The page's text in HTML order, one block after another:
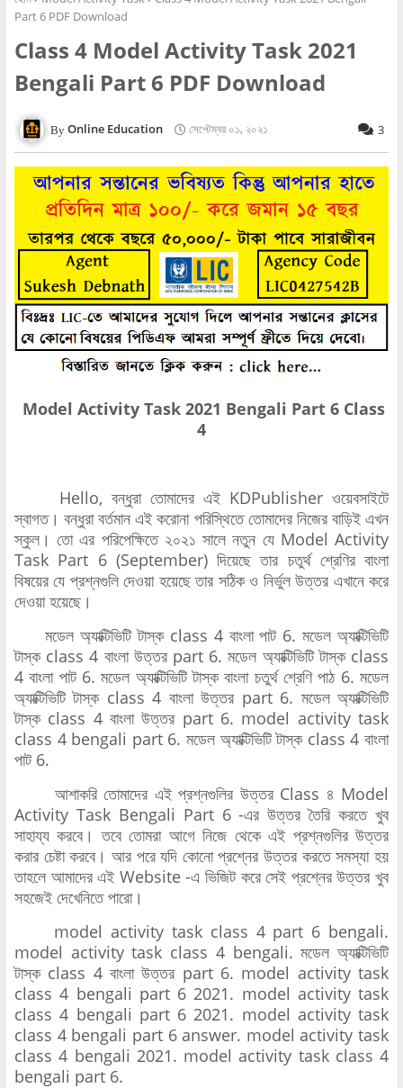
Part 6 PDF Download
Class 4 Model Activity Task 2021
Bengali Part 6 PDF Download
Online Education সেপ্টেম্বর ০১, ২০২১ 3
Model Activity Task 2021 Bengali Part 6 Class
4
Hello, বন্ধুরা তোমাদের এই KDPublisher ওয়েবসাইটে
স্বাগত। বন্ধুরা বর্তমান এই করোনা পরিস্থিতে তোমাদের নিজের বাড়িই এখন
স্কুল। তো এর পরিপেক্ষিতে ২০২১ সালে নতুন যে Model Activity
Task Part 6 (September) দিয়েছে তার চতুর্থ শ্রেণির বাংলা
বিষয়ের যে প্রশ্নগুলি দেওয়া হয়েছে তার সঠিক ও নির্ভুল উত্তর এখানে করে
দেওয়া হয়েছে।
মডেল অ্যাক্টিভিটি টাস্ক class 4 বাংলা পাট 6. মডেল অ্যাক্টিভিটি
টাস্ক class 4 বাংলা উত্তর part 6. মডেল অ্যাক্টিভিটি টাস্ক class
4 বাংলা পাট 6. মডেল অ্যাক্টিভিটি টাস্ক বাংলা চতুর্থ শ্রেণি পাঠ 6. মডেল
অ্যাক্টিভিটি টাস্ক class 4 বাংলা উত্তর part 6. মডেল অ্যাক্টিভিটি
টাস্ক class 4 বাংলা উত্তর part 6. model activity task
class 4 bengali part 6. মডেল অ্যাক্টিভিটি টাস্ক class 4 বাংলা
পাট 6.
আশাকরি তোমাদের এই প্রশ্নগুলির উত্তর Class ৪ Model
Activity Task Bengali Part 6 -এর উত্তর তৈরি করতে খুব
সাহায্য করবে। তবে তোমরা আগে নিজে থেকে এই প্রশ্নগুলির উত্তর
করার চেষ্টা করবে। আর পরে যদি কোনো প্রশ্নের উত্তর করতে সমস্যা হয়
তাহলে আমাদের এই Website -এ ভিজিট করে সেই প্রশ্নের উত্তর খুব
সহজেই দেখেনিতে পারো।
model activity task class 4 part 6 bengali.
model activity task class 4 bengali. মডেল অ্যাক্টিভিটি
টাস্ক class 4 বাংলা উত্তর part 6. model activity task
class 4 bengali part 6 2021. model activity task
class 4 bengali part 6 2021. model activity task
class 4 bengali part 6 answer. model activity task
class 4 bengali 2021. model activity task class 4
bengali part 6.